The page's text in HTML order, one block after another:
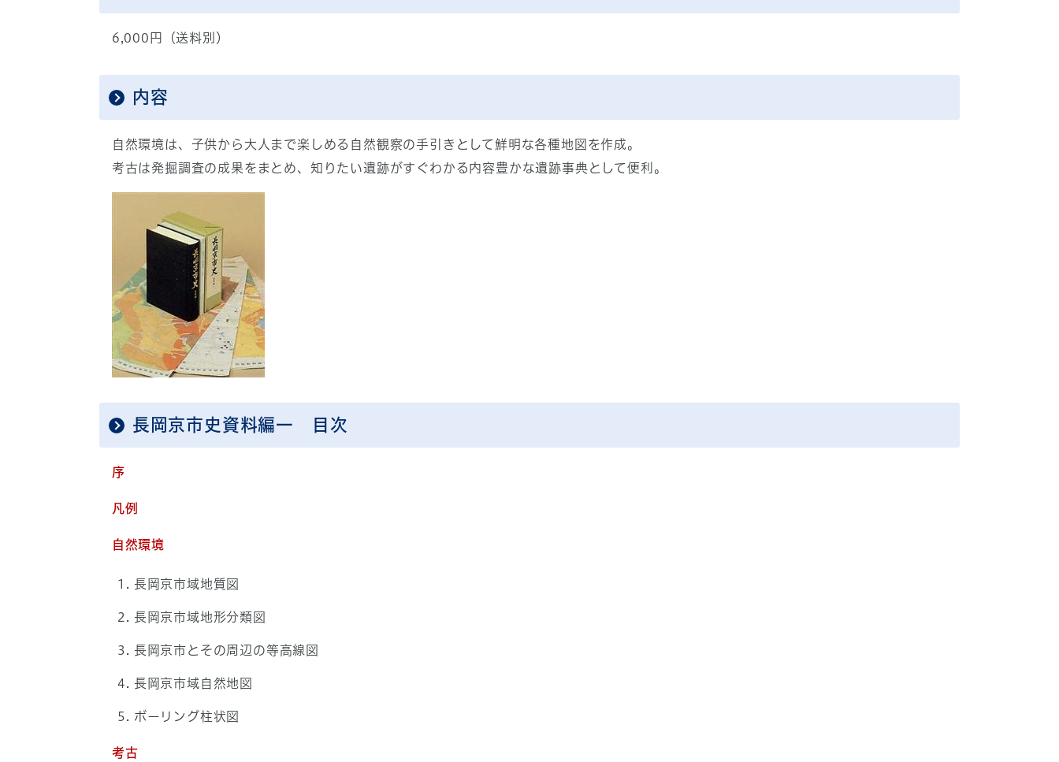
6,000円（送料別）
内容
自然環境は、子供から大人まで楽しめる自然観察の手引きとして鮮明な各種地図を作成。
考古は発掘調査の成果をまとめ、知りたい遺跡がすぐわかる内容豊かな遺跡事典として便利。
長岡京市史資料編一 目次
序
凡例
自然環境
長岡京市域地質図
長岡京市域地形分類図
長岡京市とその周辺の等高線図
長岡京市域自然地図
ボーリング柱状図
考古